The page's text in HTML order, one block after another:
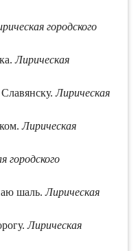
городского
Лирическая
Славянску.Лирическая
Лирическая
городского
шаль.Лирическая
Лирическая